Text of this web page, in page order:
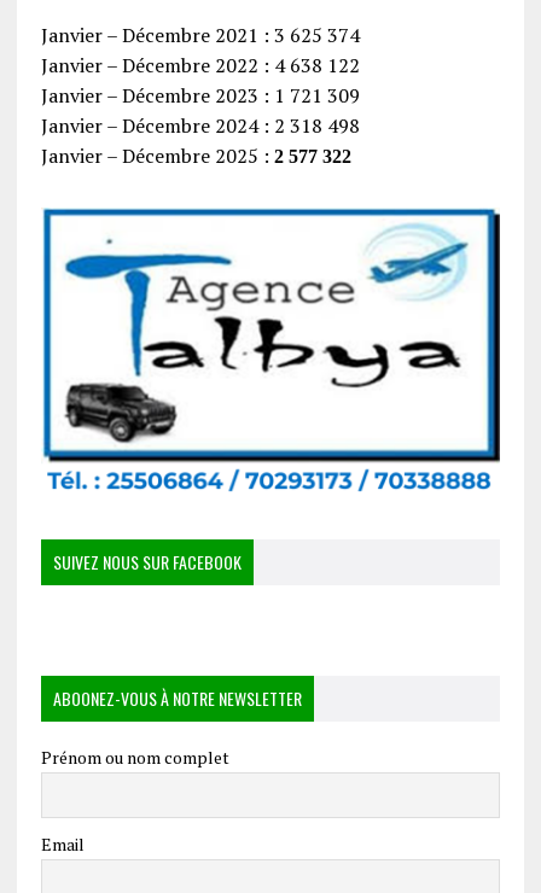
Janvier – Décembre 2021 : 3 625 374
Janvier – Décembre 2022 : 4 638 122
Janvier – Décembre 2023 : 1 721 309
Janvier – Décembre 2024 : 2 318 498
Janvier – Décembre 2025 : 2 577 322
SUIVEZ NOUS SUR FACEBOOK
ABOONEZ-VOUS À NOTRE NEWSLETTER
Prénom ou nom complet
Email